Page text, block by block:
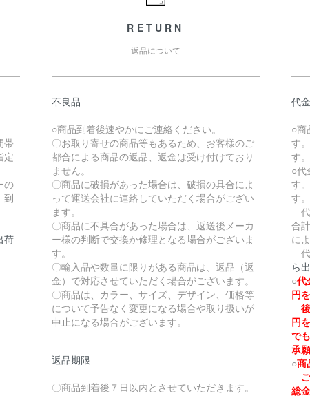
帯
定
の
到
荷
RETURN
返品について
不良品
○商品到着後速やかにご連絡ください。
〇お取り寄せの商品等もあるため、お客様のご
都合による商品の返品、返金は受け付けており
ません。
〇商品に破損があった場合は、破損の具合によ
って運送会社に連絡していただく場合がござい
ます。
〇商品に不具合があった場合は、返送後メーカ
ー様の判断で交換か修理となる場合がございま
す。
〇輸入品や数量に限りがある商品は、返品（返
金）で対応させていただく場合がございます。
〇商品は、カラー、サイズ、デザイン、価格等
について予告なく変更になる場合や取り扱いが
中止になる場合がございます。
返品期限
〇商品到着後７日以内とさせていただきます。
代
○商
す
す。
○代
す
す。
合
に
ら
○代
円
円
で
承
○商
総